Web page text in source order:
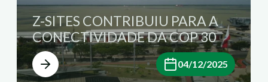
Z-SITES CONTRIBUIU PARA A
CONECTIVIDADE DA COP 30
04/12/2025